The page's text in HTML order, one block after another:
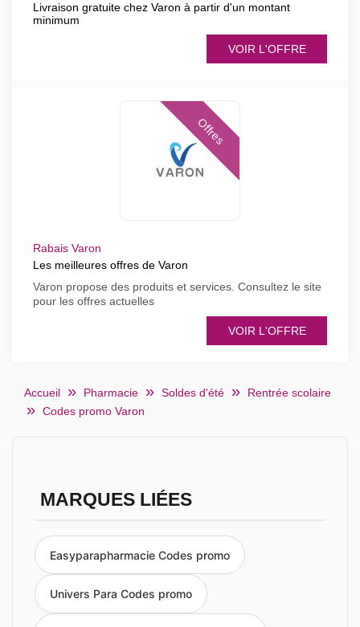
Livraison gratuite chez Varon à partir d'un montant
minimum
VOIR L'OFFRE
Offres
Rabais Varon
Les meilleures offres de Varon
Varon propose des produits et services. Consultez le site
pour les offres actuelles
VOIR L'OFFRE
Accueil Pharmacie Soldes d'été
Rentrée scolaire
Codes promo Varon
MARQUES LIÉES
Easyparapharmacie Codes promo
Univers Para Codes promo